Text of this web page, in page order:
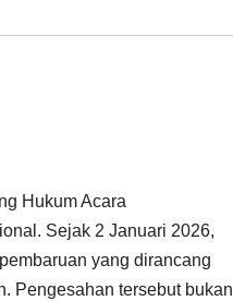
Hukum Acara
Sejak 2 Januari 2026,
yang dirancang
Pengesahan tersebut bukan